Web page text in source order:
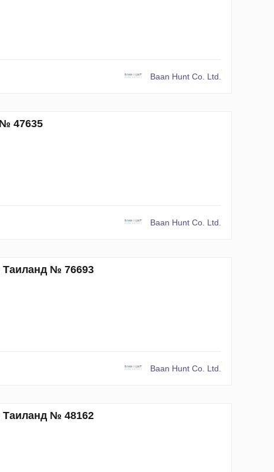
Baan Hunt Co. Ltd.
47635
Baan Hunt Co. Ltd.
Таиланд № 76693
Baan Hunt Co. Ltd.
Таиланд № 48162